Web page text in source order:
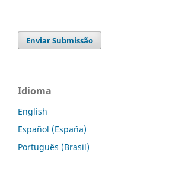
Enviar Submissão
Idioma
English
Español (España)
Português (Brasil)